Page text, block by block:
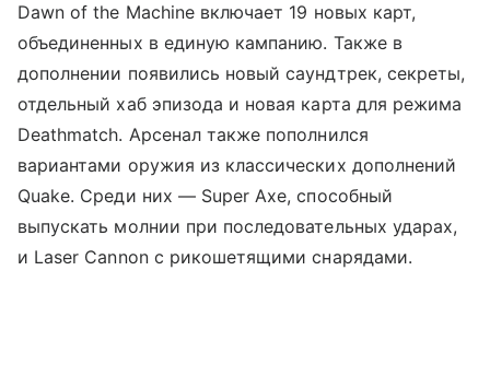
Dawn of the Machine включает 19 новых карт,
объединенных в единую кампанию. Также в
дополнении появились новый саундтрек, секреты,
отдельный хаб эпизода и новая карта для режима
Deathmatch. Арсенал также пополнился
вариантами оружия из классических дополнений
Quake. Среди них — Super Axe, способный
выпускать молнии при последовательных ударах,
и Laser Cannon с рикошетящими снарядами.